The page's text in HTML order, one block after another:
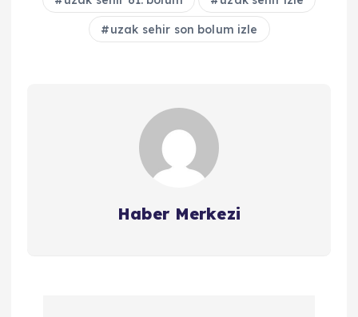
uzak sehir son bolum izle
Haber Merkezi